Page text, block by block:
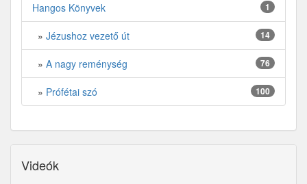
1
Hangos Könyvek
14
» Jézushoz vezető út
76
» A nagy reménység
100
» Prófétai szó
Videók